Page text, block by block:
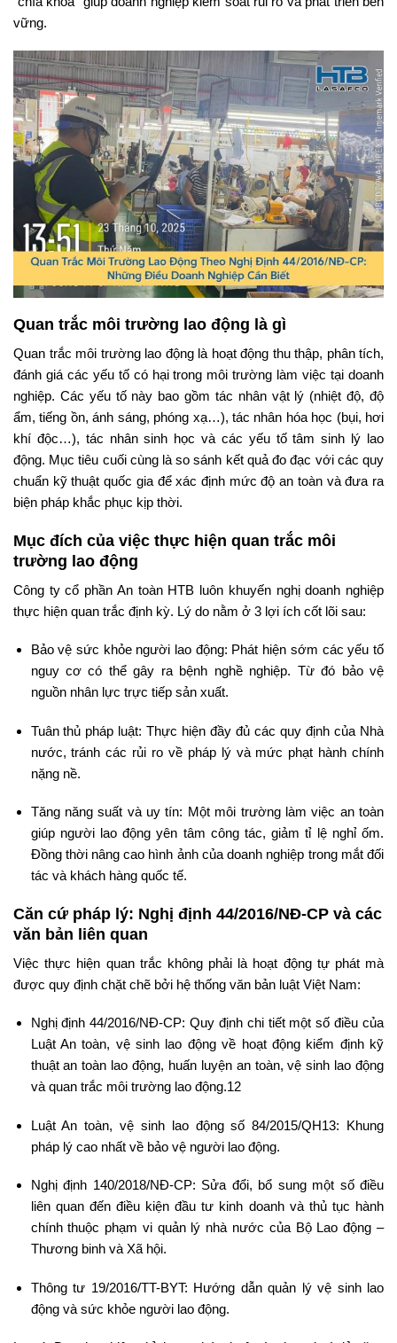
vững.
Quan trắc môi trường lao động là gì
Quan trắc môi trường lao động là hoạt động thu thập, phân tích,
đánh giá các yếu tố có hại trong môi trường làm việc tại doanh
nghiệp. Các yếu tố này bao gồm tác nhân vật lý (nhiệt độ, độ
ẩm, tiếng ồn, ánh sáng, phóng xạ…), tác nhân hóa học (bụi, hơi
khí độc…), tác nhân sinh học và các yếu tố tâm sinh lý lao
động. Mục tiêu cuối cùng là so sánh kết quả đo đạc với các quy
chuẩn kỹ thuật quốc gia để xác định mức độ an toàn và đưa ra
biện pháp khắc phục kịp thời.
Mục đích của việc thực hiện quan trắc môi
trường lao động
Công ty cổ phần An toàn HTB luôn khuyến nghị doanh nghiệp
thực hiện quan trắc định kỳ. Lý do nằm ở 3 lợi ích cốt lõi sau:
Bảo vệ sức khỏe người lao động: Phát hiện sớm các yếu tố
nguy cơ có thể gây ra bệnh nghề nghiệp. Từ đó bảo vệ
nguồn nhân lực trực tiếp sản xuất.
Tuân thủ pháp luật: Thực hiện đầy đủ các quy định của Nhà
nước, tránh các rủi ro về pháp lý và mức phạt hành chính
nặng nề.
Tăng năng suất và uy tín: Một môi trường làm việc an toàn
giúp người lao động yên tâm công tác, giảm tỉ lệ nghỉ ốm.
Đồng thời nâng cao hình ảnh của doanh nghiệp trong mắt đối
tác và khách hàng quốc tế.
Căn cứ pháp lý: Nghị định 44/2016/NĐ-CP và các
văn bản liên quan
Việc thực hiện quan trắc không phải là hoạt động tự phát mà
được quy định chặt chẽ bởi hệ thống văn bản luật Việt Nam:
Nghị định 44/2016/NĐ-CP: Quy định chi tiết một số điều của
Luật An toàn, vệ sinh lao động về hoạt động kiểm định kỹ
thuật an toàn lao động, huấn luyện an toàn, vệ sinh lao động
và quan trắc môi trường lao động.12
Luật An toàn, vệ sinh lao động số 84/2015/QH13: Khung
pháp lý cao nhất về bảo vệ người lao động.
Nghị định 140/2018/NĐ-CP: Sửa đổi, bổ sung một số điều
liên quan đến điều kiện đầu tư kinh doanh và thủ tục hành
chính thuộc phạm vi quản lý nhà nước của Bộ Lao động –
Thương binh và Xã hội.
Thông tư 19/2016/TT-BYT: Hướng dẫn quản lý vệ sinh lao
động và sức khỏe người lao động.